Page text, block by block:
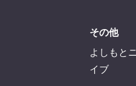
その他
よしもと
イブ